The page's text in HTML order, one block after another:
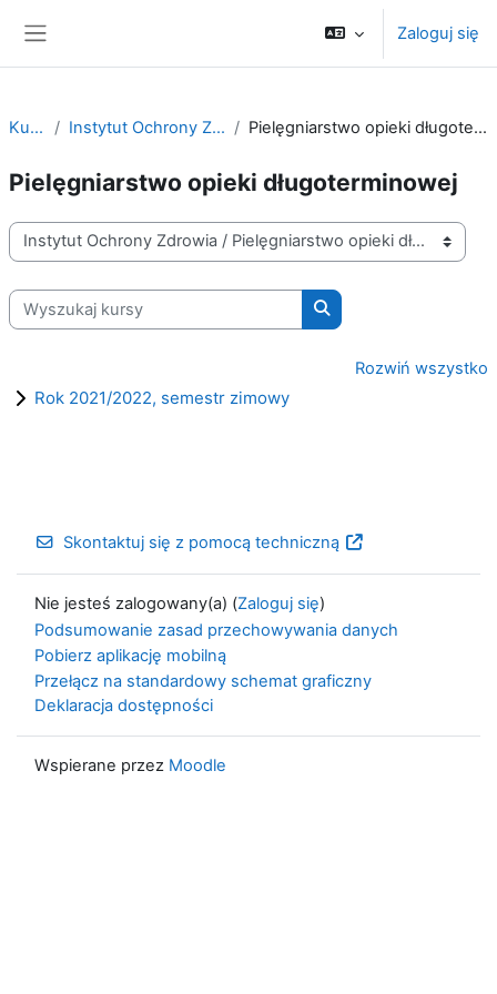
Zaloguj się
Kursy Instytut Ochrony Zdrowia Pielęgniarstwo opieki długoterminowej
Pielęgniarstwo opieki długoterminowej
Kategorie kursów
Wyszukaj kursy
Wyszukaj kursy
Rozwiń wszystko
Rok 2021/2022, semestr zimowy
Skontaktuj się z pomocą techniczną
Nie jesteś zalogowany(a) (Zaloguj się)
Podsumowanie zasad przechowywania danych
Pobierz aplikację mobilną
Przełącz na standardowy schemat graficzny
Deklaracja dostępności
Wspierane przez Moodle